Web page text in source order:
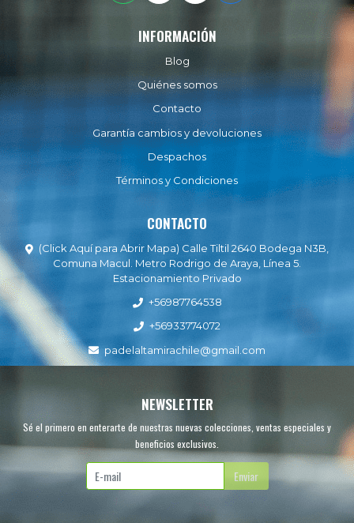
INFORMACIÓN
Blog
Quiénes somos
Contacto
Garantía cambios y devoluciones
Despachos
Términos y Condiciones
CONTACTO
(Click Aquí para Abrir Mapa) Calle Tiltil 2640 Bodega N3B,
Comuna Macul. Metro Rodrigo de Araya, Línea 5.
Estacionamiento Privado
+56987764538
+56933774072
padelaltamirachile@gmail.com
NEWSLETTER
Sé el primero en enterarte de nuestras nuevas colecciones, ventas especiales y
beneficios exclusivos.
Enviar